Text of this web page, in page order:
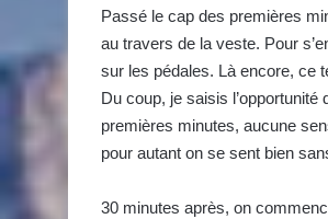
Passé le cap des premières
au travers de la veste. Pour
sur les pédales. Là encore, ce
Du coup, je saisis
premières minutes, aucune
pour autant on se sent bien
30 minutes après, on